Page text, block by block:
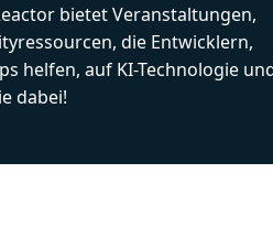
bietet Veranstaltungen,
die Entwicklern,
helfen, auf KI-Technologie
dabei!